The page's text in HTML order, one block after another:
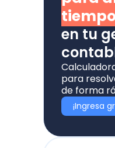
en tu
para
de forma
¡Ingresa